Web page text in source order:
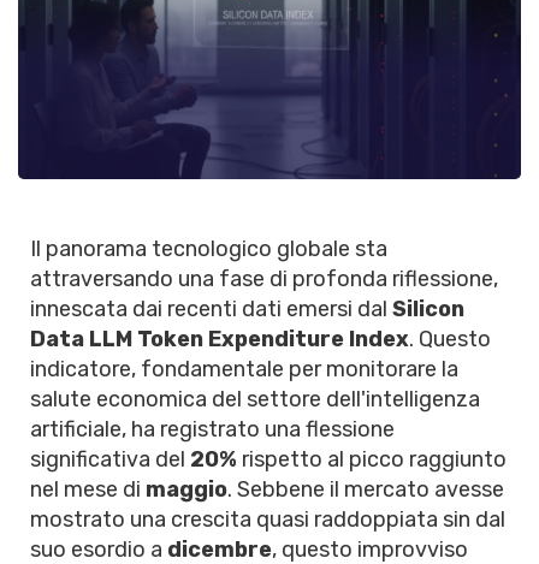
Il panorama tecnologico globale sta
attraversando una fase di profonda riflessione,
innescata dai recenti dati emersi dal Silicon
Data LLM Token Expenditure Index. Questo
indicatore, fondamentale per monitorare la
salute economica del settore dell'intelligenza
artificiale, ha registrato una flessione
significativa del 20% rispetto al picco raggiunto
nel mese di maggio. Sebbene il mercato avesse
mostrato una crescita quasi raddoppiata sin dal
suo esordio a dicembre, questo improvviso